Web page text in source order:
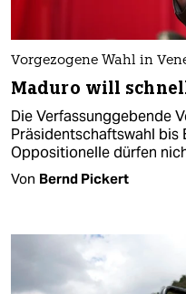
Vorgezogene Wahl in
Maduro will
Die Verfassunggebende
Präsidentschaftswahl bis
Oppositionelle dürfen
Von Bernd Pickert